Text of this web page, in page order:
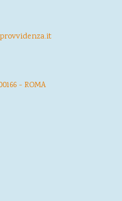
- ROMA